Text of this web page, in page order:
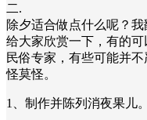
二.
除夕适合做点什么呢？
给大家欣赏一下，有的
民俗专家，有些可能并
怪莫怪。
1、制作并陈列消夜果儿。